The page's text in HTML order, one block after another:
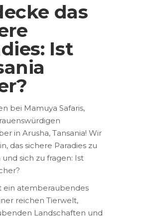
das
Ist
bei Mamuya Safaris,
in Arusha, Tansania! Wir
das sichere Paradies zu
sich zu fragen: Ist
ein atemberaubendes
reichen Tierwelt,
Landschaften und